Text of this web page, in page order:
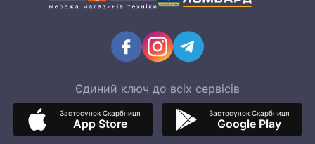
Єдиний ключ до всіх сервісів
Застосунок Скарбниця
App Store
Застосунок Скарбниця
Google Play